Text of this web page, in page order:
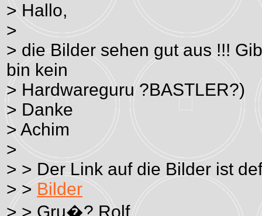
> Hallo,
>
> die Bilder sehen gut aus !!!
bin kein
> Hardwareguru ?BASTLER?)
> Danke
> Achim
>
> > Der Link auf die Bilder ist
> > Bilder
> > Gru�? Rolf